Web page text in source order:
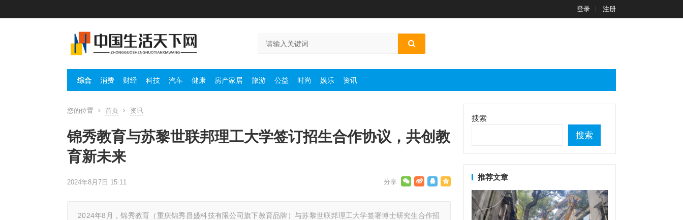
登录 注册
综合 消费 财经 科技 汽车 健康 房产家居 旅游 公益 时尚 娱乐 资讯
您的位置 首页 资讯
锦秀教育与苏黎世联邦理工大学签订招生合作协议，共创教
育新未来
2024年8月7日 15:11
2024年8月，锦秀教育（重庆锦秀昌盛科技有限公司旗下教育品牌）与苏黎世联邦理工大学签署博士研究生合作招
搜索
搜索
推荐文章